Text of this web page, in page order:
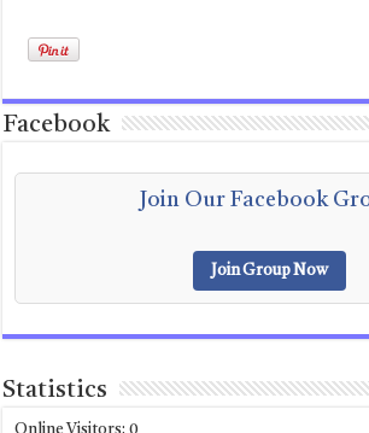
Facebook
Join Our Facebook
Join Group Now
Statistics